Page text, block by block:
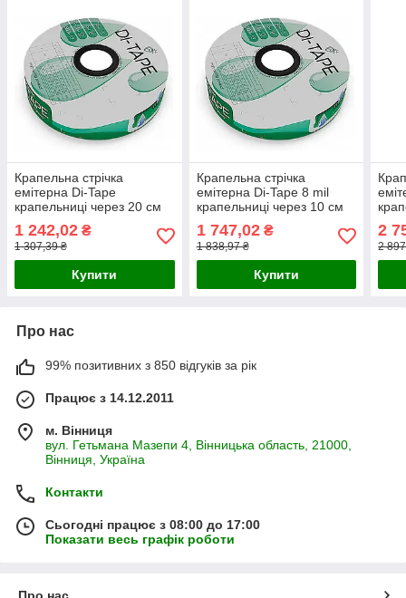
Крапельна стрічка
емітерна Di-Tape
крапельниці через 20 см
500 м, в упаковці - 1 шт.
(DI-20-500)
1 242,02 ₴
1 307,39 ₴
Купити
Крапельна стрічка
емітерна Di-Tape 8 mil
крапельниці через 10 см
500 м, в упаковці - 1 шт.
1 747,02₴
1 838,97 ₴
Купити
2
2
Про нас
99% позитивних з 850 відгуків за рік
Працює з 14.12.2011
м. Вінниця
вул. Гетьмана Мазепи 4, Вінницька область, 21000,
Вінниця, Україна
Контакти
Сьогодні працює з 08:00 до 17:00
Показати весь графік роботи